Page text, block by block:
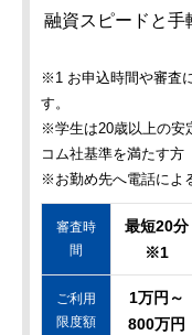
融資スピードと手
※1 お申込時間や審査
す。
※学生は20歳以上の安
コム社基準を満たす方
※お勤め先へ電話によ
審査時
間
最短20分
※1
ご利用
限度額
1万円～
800万円